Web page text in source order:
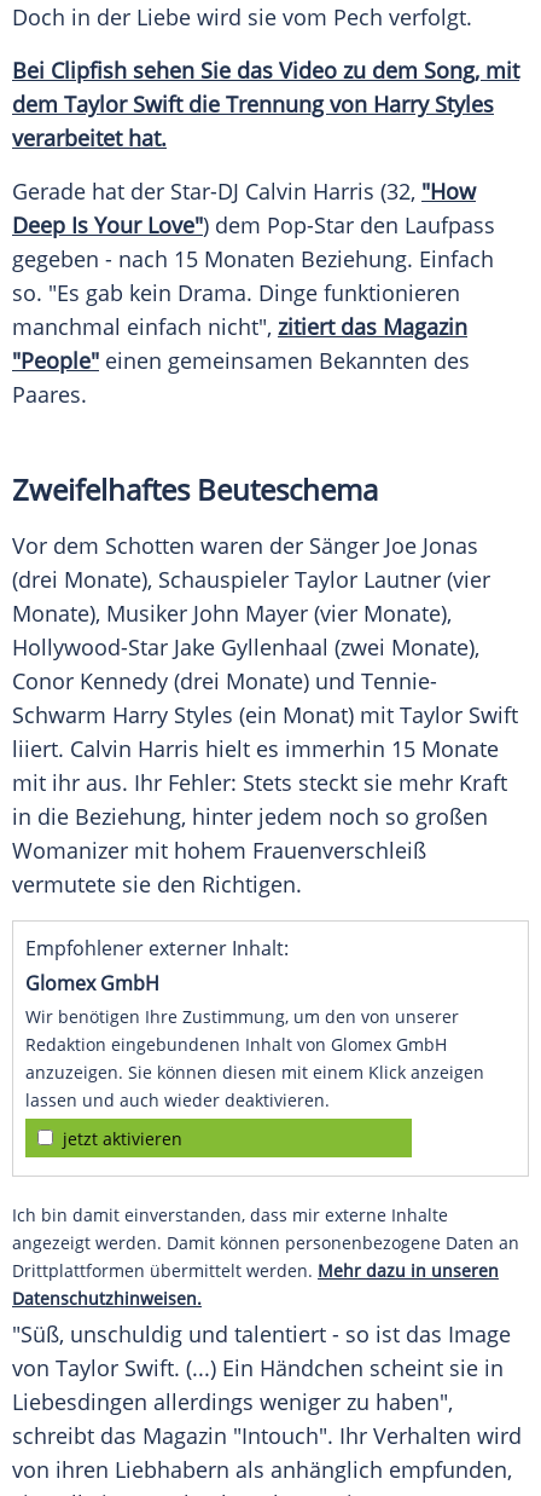
Doch in der Liebe wird sie vom Pech verfolgt.
Bei Clipfish sehen Sie das Video zu dem Song, mit
dem Taylor Swift die Trennung von Harry Styles
verarbeitet hat.
Gerade hat der Star-DJ Calvin Harris (32, "How
Deep Is Your Love") dem Pop-Star den Laufpass
gegeben - nach 15 Monaten Beziehung. Einfach
so. "Es gab kein Drama. Dinge funktionieren
manchmal einfach nicht", zitiert das Magazin
"People" einen gemeinsamen Bekannten des
Paares.
Zweifelhaftes Beuteschema
Vor dem Schotten waren der Sänger Joe Jonas
(drei Monate), Schauspieler Taylor Lautner (vier
Monate), Musiker John Mayer (vier Monate),
Hollywood-Star Jake Gyllenhaal (zwei Monate),
Conor Kennedy (drei Monate) und Tennie-
Schwarm Harry Styles (ein Monat) mit Taylor Swift
liiert. Calvin Harris hielt es immerhin 15 Monate
mit ihr aus. Ihr Fehler: Stets steckt sie mehr Kraft
in die Beziehung, hinter jedem noch so großen
Womanizer mit hohem Frauenverschleiß
vermutete sie den Richtigen.
Empfohlener externer Inhalt:
Glomex GmbH
Wir benötigen Ihre Zustimmung, um den von unserer
Redaktion eingebundenen Inhalt von Glomex GmbH
anzuzeigen. Sie können diesen mit einem Klick anzeigen
lassen und auch wieder deaktivieren.
jetzt aktivieren
Ich bin damit einverstanden, dass mir externe Inhalte
angezeigt werden. Damit können personenbezogene Daten an
Drittplattformen übermittelt werden. Mehr dazu in unseren
Datenschutzhinweisen.
"Süß, unschuldig und talentiert - so ist das Image
von Taylor Swift. (...) Ein Händchen scheint sie in
Liebesdingen allerdings weniger zu haben",
schreibt das Magazin "Intouch". Ihr Verhalten wird
von ihren Liebhabern als anhänglich empfunden,